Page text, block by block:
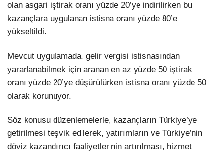
olan asgari iştirak oranı yüzde 20’ye indirilirken bu
kazançlara uygulanan istisna oranı yüzde 80’e
yükseltildi.
Mevcut uygulamada, gelir vergisi istisnasından
yararlanabilmek için aranan en az yüzde 50 iştirak
oranı yüzde 20’ye düşürülürken istisna oranı yüzde 50
olarak korunuyor.
Söz konusu düzenlemelerle, kazançların Türkiye’ye
getirilmesi teşvik edilerek, yatırımların ve Türkiye’nin
döviz kazandırıcı faaliyetlerinin artırılması, hizmet